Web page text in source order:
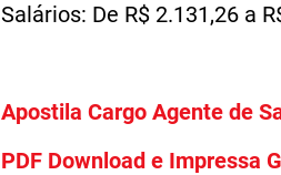
Salários: De R$ 2.131,26 a
Apostila Cargo Agente de
PDF Download e Impressa